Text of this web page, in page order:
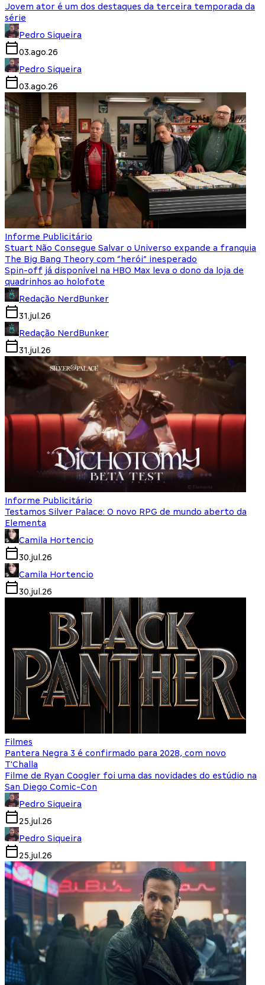
Jovem ator é um dos destaques da terceira temporada da
série
Pedro Siqueira
03.ago.26
Pedro Siqueira
03.ago.26
Informe Publicitário
Stuart Não Consegue Salvar o Universo expande a franquia
The Big Bang Theory com “herói” inesperado
Spin-off já disponível na HBO Max leva o dono da loja de
quadrinhos ao holofote
Redação NerdBunker
31.jul.26
Redação NerdBunker
31.jul.26
Informe Publicitário
Testamos Silver Palace: O novo RPG de mundo aberto da
Elementa
Camila Hortencio
30.jul.26
Camila Hortencio
30.jul.26
Filmes
Pantera Negra 3 é confirmado para 2028, com novo
T'Challa
Filme de Ryan Coogler foi uma das novidades do estúdio na
San Diego Comic-Con
Pedro Siqueira
25.jul.26
Pedro Siqueira
25.jul.26